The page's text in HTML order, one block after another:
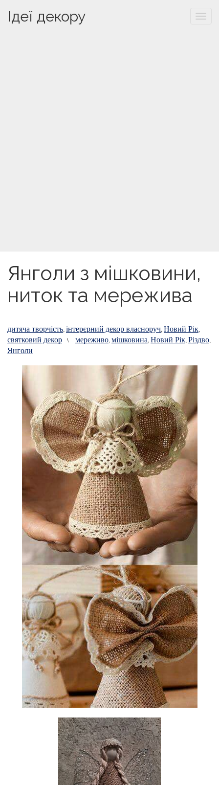
Ідеї декору
Янголи з мішковини,
ниток та мережива
дитяча творчість,інтерєрний декор власноруч,Новий Рік,
святковий декор \ мереживо,мішковина,Новий Рік,Різдво,
Янголи